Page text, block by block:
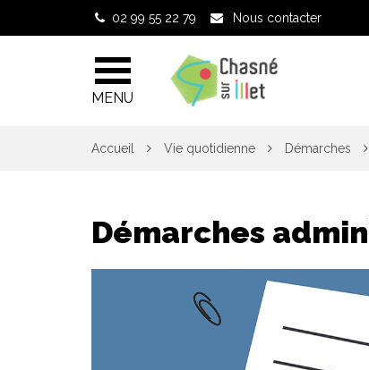
02 99 55 22 79 Nous contacter
MENU
Accueil Vie quotidienne Démarches
Démarches